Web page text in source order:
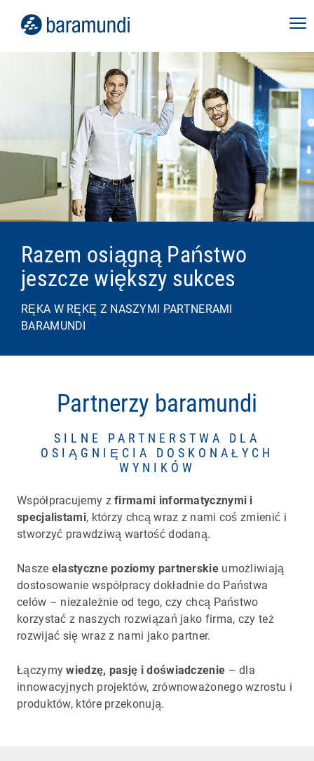
Razem osiągną Państwo
jeszcze większy sukces
RĘKA W RĘKĘ Z NASZYMI PARTNERAMI
BARAMUNDI
Partnerzy baramundi
SILNE PARTNERSTWA DLA
OSIĄGNIĘCIA DOSKONAŁYCH
WYNIKÓW
Współpracujemy zfirmami informatycznymi i
specjalistami, którzy chcą wraz z nami coś zmienić i
stworzyć prawdziwą wartość dodaną.
Nasze elastyczne poziomy partnerskieumożliwiają
dostosowanie współpracy dokładnie do Państwa
celów – niezależnie od tego, czy chcą Państwo
korzystać z naszych rozwiązań jako firma, czy też
rozwijać się wraz z nami jako partner.
Łączymywiedzę, pasję i doświadczenie – dla
innowacyjnych projektów, zrównoważonego wzrostu i
produktów, które przekonują.